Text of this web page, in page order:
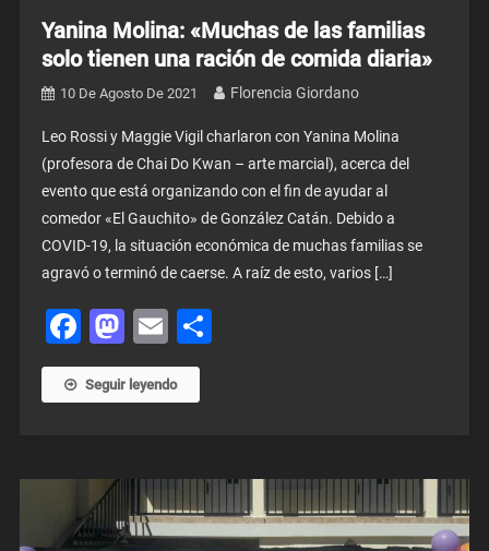
Yanina Molina: «Muchas de las familias
solo tienen una ración de comida diaria»
10 De Agosto De 2021 Florencia Giordano
Leo Rossi y Maggie Vigil charlaron con Yanina Molina
(profesora de Chai Do Kwan – arte marcial), acerca del
evento que está organizando con el fin de ayudar al
comedor «El Gauchito» de González Catán. Debido a
COVID-19, la situación económica de muchas familias se
agravó o terminó de caerse. A raíz de esto, varios […]
Facebook
Mastodon
Email
Seguir leyendo